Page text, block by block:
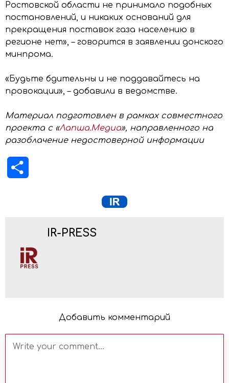
Ростовской области не принимало подобных
постановлений, и никаких оснований для
прекращения поставок газа населению в
регионе нет», – говорится в заявлении донского
минпрома.
«Будьте бдительны и не поддавайтесь на
провокации», – добавили в ведомстве.
Материал подготовлен в рамках совместного
проекта с «Лапша.Медиа», направленного на
разоблачение недостоверной информации
IR-PRESS
Добавить комментарий